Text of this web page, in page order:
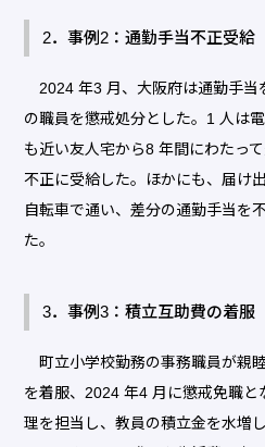
2．事例2：通勤手当不正受給
2024 年3 月、大阪府は通勤手当
の職員を懲戒処分とした。1 人は
も近い友人宅から8 年間にわたっ
不正に受給した。ほかにも、届け
自転車で通い、差分の通勤手当を
た。
3．事例3：積立互助費の着服
町立小学校勤務の事務職員が親
を着服、2024 年4 月に懲戒免職
理を担当し、教員の積立金を水増